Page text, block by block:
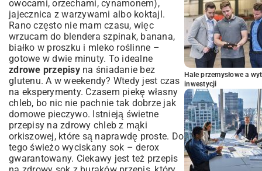
owocami, orzechami, cynamonem),
jajecznica z warzywami albo koktajl.
Rano często nie mam czasu, więc
wrzucam do blendera szpinak, banana,
białko w proszku i mleko roślinne –
gotowe w dwie minuty. To idealne
zdrowe przepisyna śniadanie bez
glutenu. A w weekendy? Wtedy jest czas
na eksperymenty. Czasem piekę własny
chleb, bo nic nie pachnie tak dobrze jak
domowe pieczywo. Istnieją świetne
przepisy na zdrowy chleb z mąki
orkiszowej, które są naprawdę proste. Do
tego świeżo wyciskany sok – derox
gwarantowany. Ciekawy jest też przepis
Hale przemysłowe a
inwestycji